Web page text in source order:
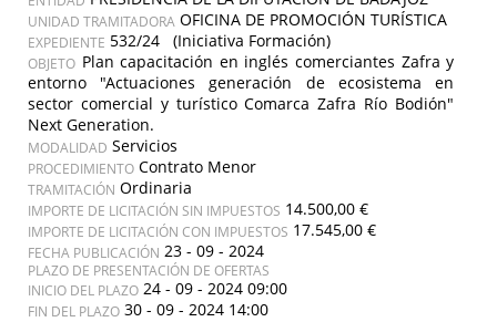
UNIDAD TRAMITADORA OFICINA DE PROMOCIÓN TURÍSTICA
EXPEDIENTE 532/24 (Iniciativa Formación)
OBJETO Plan capacitación en inglés comerciantes Zafra y
entorno "Actuaciones generación de ecosistema en
sector comercial y turístico Comarca Zafra Río Bodión"
Next Generation.
MODALIDAD Servicios
PROCEDIMIENTO Contrato Menor
TRAMITACIÓN Ordinaria
IMPORTE DE LICITACIÓN SIN IMPUESTOS 14.500,00 €
IMPORTE DE LICITACIÓN CON IMPUESTOS 17.545,00 €
FECHA PUBLICACIÓN 23 - 09 - 2024
PLAZO DE PRESENTACIÓN DE OFERTAS
INICIO DEL PLAZO 24 - 09 - 2024 09:00
FIN DEL PLAZO 30 - 09 - 2024 14:00